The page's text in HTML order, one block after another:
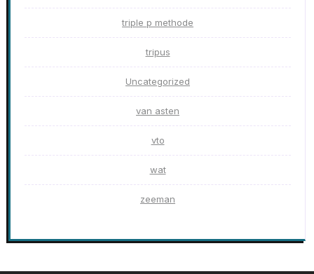
triple p methode
tripus
Uncategorized
van asten
vto
wat
zeeman